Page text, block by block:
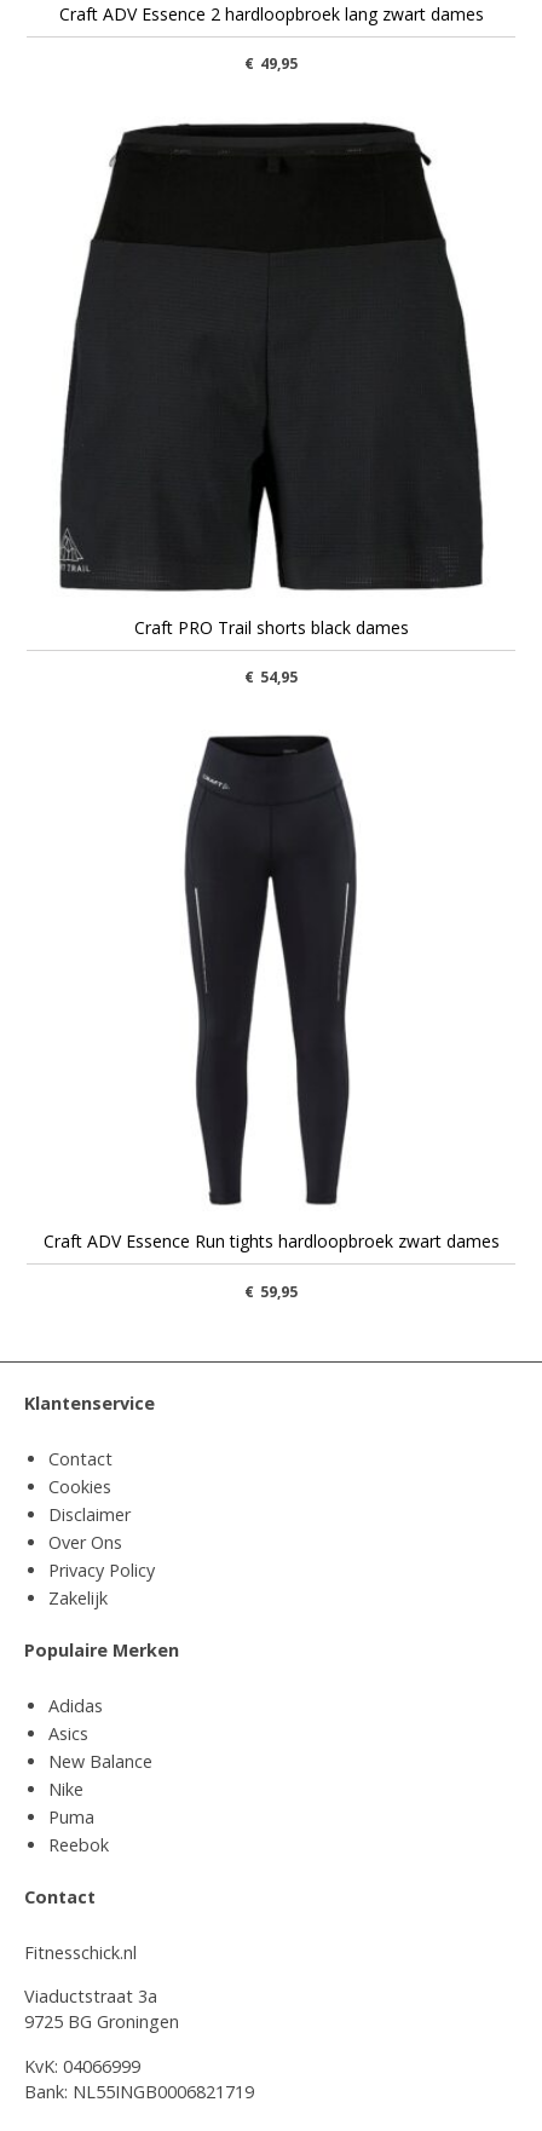
Craft ADV Essence 2 hardloopbroek lang zwart dames
€ 49,95
Craft PRO Trail shorts black dames
€ 54,95
Craft ADV Essence Run tights hardloopbroek zwart dames
€ 59,95
Klantenservice
Contact
Cookies
Disclaimer
Over Ons
Privacy Policy
Zakelijk
Populaire Merken
Adidas
Asics
New Balance
Nike
Puma
Reebok
Contact
Fitnesschick.nl
Viaductstraat 3a
9725 BG Groningen
KvK: 04066999
Bank: NL55INGB0006821719